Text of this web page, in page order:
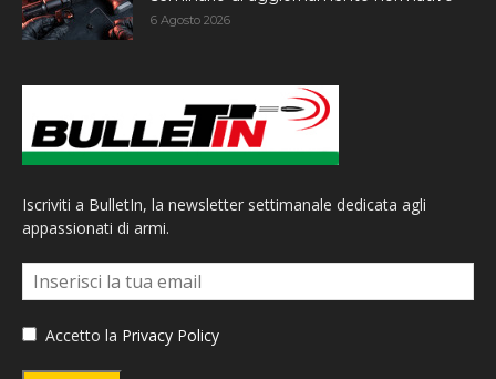
6 Agosto 2026
Iscriviti a BulletIn, la newsletter settimanale dedicata agli
appassionati di armi.
Accetto la Privacy Policy